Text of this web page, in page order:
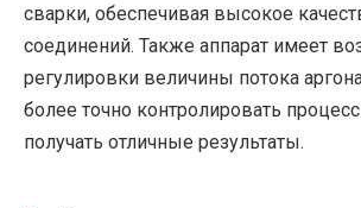
сварки, обеспечивая высокое
соединений. Также аппарат имеет
регулировки величины потока
более точно контролировать
получать отличные результаты.